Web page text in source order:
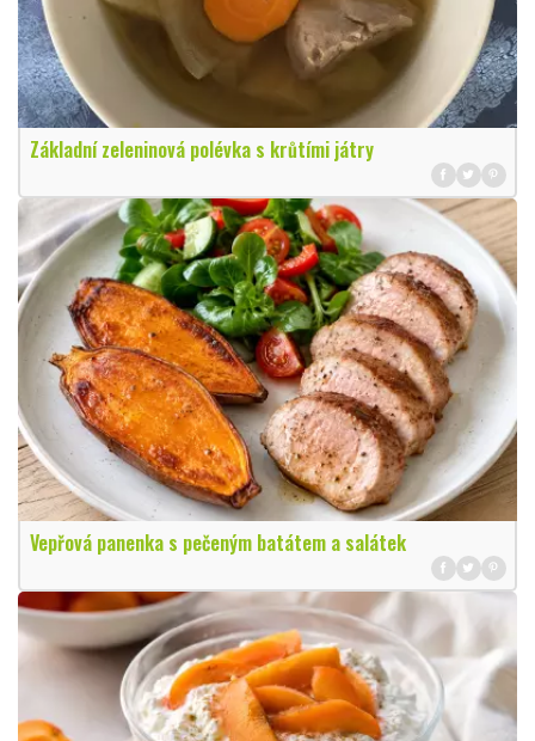
Základní zeleninová polévka s krůtími játry
Vepřová panenka s pečeným batátem a salátek